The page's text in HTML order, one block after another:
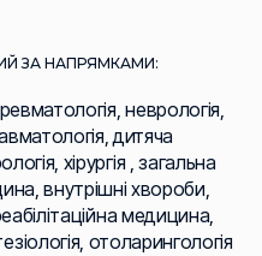
ЗА НАПРЯМКАМИ:
неврологія,
дитяча
хірургія , загальна
внутрішні хвороби,
медицина,
отоларингологія